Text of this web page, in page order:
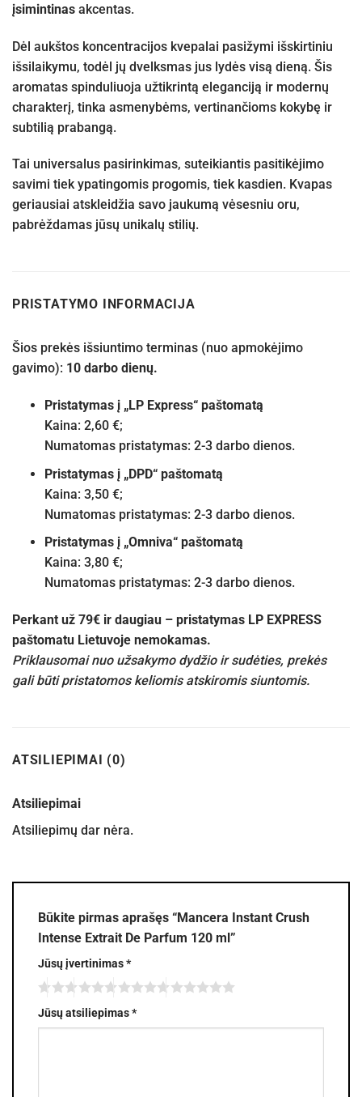
įsimintinas akcentas.
Dėl aukštos koncentracijos kvepalai pasižymi išskirtiniu
išsilaikymu, todėl jų dvelksmas jus lydės visą dieną. Šis
aromatas spinduliuoja užtikrintą eleganciją ir modernų
charakterį, tinka asmenybėms, vertinančioms kokybę ir
subtilią prabangą.
Tai universalus pasirinkimas, suteikiantis pasitikėjimo
savimi tiek ypatingomis progomis, tiek kasdien. Kvapas
geriausiai atskleidžia savo jaukumą vėsesniu oru,
pabrėždamas jūsų unikalų stilių.
PRISTATYMO INFORMACIJA
Šios prekės išsiuntimo terminas (nuo apmokėjimo
gavimo): 10 darbo dienų.
Pristatymas į „LP Express“ paštomatą
Kaina: 2,60 €;
Numatomas pristatymas: 2-3 darbo dienos.
Pristatymas į „DPD“ paštomatą
Kaina: 3,50 €;
Numatomas pristatymas: 2-3 darbo dienos.
Pristatymas į „Omniva“ paštomatą
Kaina: 3,80 €;
Numatomas pristatymas: 2-3 darbo dienos.
Perkant už 79€ ir daugiau – pristatymas LP EXPRESS
paštomatu Lietuvoje nemokamas.
Priklausomai nuo užsakymo dydžio ir sudėties, prekės
gali būti pristatomos keliomis atskiromis siuntomis.
ATSILIEPIMAI (0)
Atsiliepimai
Atsiliepimų dar nėra.
Būkite pirmas aprašęs “Mancera Instant Crush
Intense Extrait De Parfum 120 ml”
Jūsų įvertinimas*
Jūsų atsiliepimas*